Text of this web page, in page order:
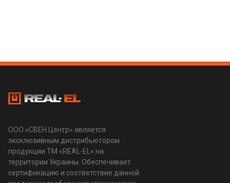
ООО «СВЕН Центр» является
эксклюзивным дистрибьютором
продукции ТМ «REAL-EL» на
территории Украины. Обеспечивает
сертификацию и соответствие данной